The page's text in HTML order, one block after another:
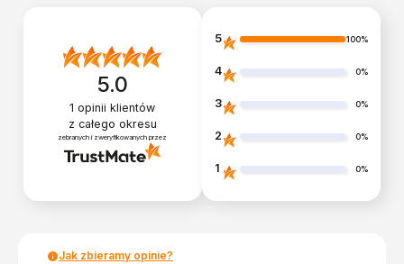
5.0
1 opinii klientów
z całego okresu
zebranych i zweryfikowanych przez
5 100%
4 0%
3 0%
2 0%
1 0%
Jak zbieramy opinie?